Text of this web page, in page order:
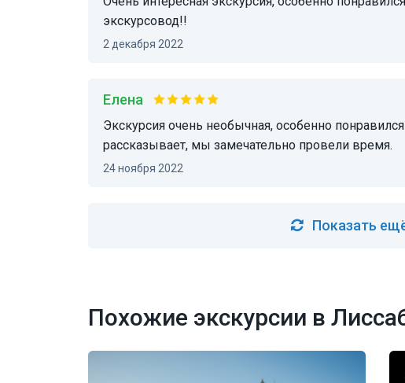
экскурсовод!!
2 декабря 2022
Елена
Экскурсия очень необычная, особенно понравился музей карет. Ольга очень интересно
рассказывает, мы замечательно провели время.
24 ноября 2022
Показать
Похожие экскурсии в